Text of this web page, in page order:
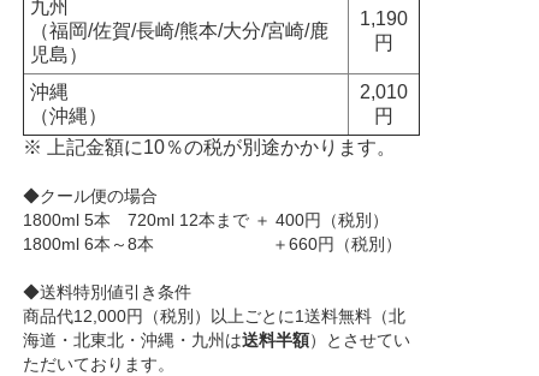
九州
（福岡/佐賀/長崎/熊本/大分/宮崎/鹿
児島）
1,190
円
沖縄
（沖縄）
2,010
円
※ 上記金額に10％の税が別途かかります。
◆クール便の場合
1800ml 5本 720ml 12本まで ＋ 400円（税別）
1800ml 6本～8本 ＋660円（税別）
◆送料特別値引き条件
商品代12,000円（税別）以上ごとに1送料無料（北
海道・北東北・沖縄・九州は送料半額）とさせてい
ただいております。